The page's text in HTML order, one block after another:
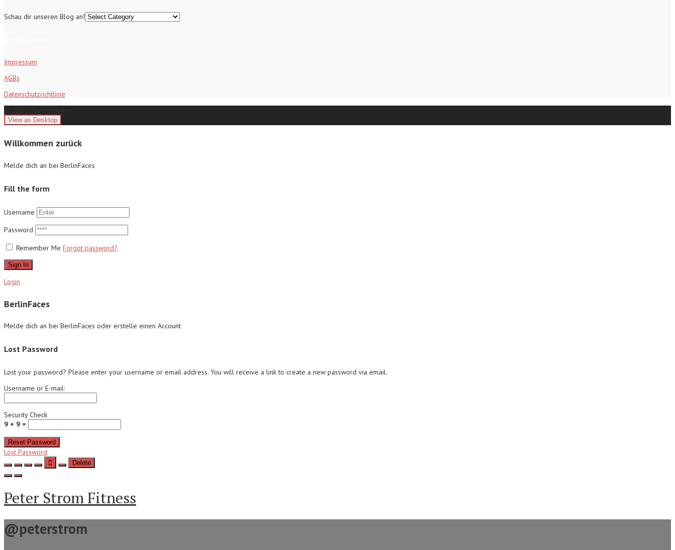
Schau dir unseren Blog an!
Impressum
AGBs
Datenschutzrichtlinie
Willkommen zurück
Melde dich an bei BerlinFaces
Fill the form
Username
Password
Remember Me Forgot password?
Sign In
Login
BerlinFaces
Melde dich an bei BerlinFaces oder erstelle einen Account
Lost Password
Lost your password? Please enter your username or email address. You will receive a link to create a new password via email.
Username or E-mail:
Security Check
9 + 9 =
Reset Password
Lost Password
Delete
Peter Strom Fitness
@peterstrom